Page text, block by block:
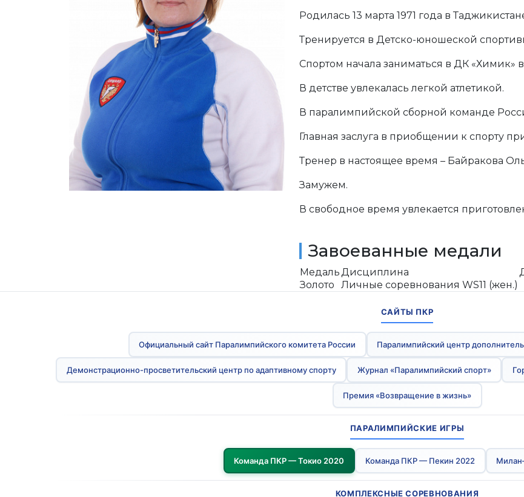
Родилась 13 марта 1971 года в
Тренируется в Детско-юношеской
Спортом начала заниматься в ДК «Химик»
В детстве увлекалась легкой атлетикой.
В паралимпийской сборной команде
Главная заслуга в приобщении к спорту
Тренер в настоящее время – Байракова
Замужем.
В свободное время увлекается
Завоеванные медали
МедальДисциплина
Золото
Личные соревнования WS11 (жен.)
САЙТЫ ПКР
Официальный сайт Паралимпийского комитета России Паралимпийский центр
Демонстрационно-просветительский центр по адаптивному спорту Журнал «Паралимпийский спорт»
Премия «Возвращение в жизнь»
ПАРАЛИМПИЙСКИЕ ИГРЫ
Команда ПКР — Токио 2020 Команда ПКР — Пекин 2022
КОМПЛЕКСНЫЕ СОРЕВНОВАНИЯ